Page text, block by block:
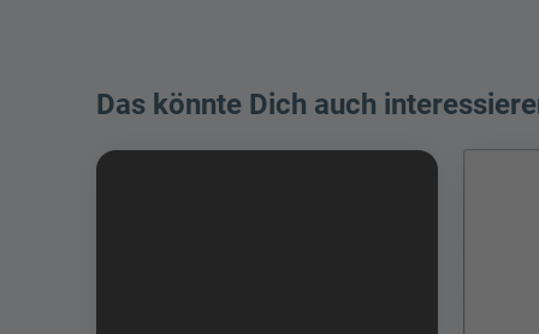
Das könnte Dich auch